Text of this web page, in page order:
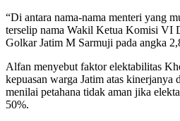
“Di antara nama-nama menteri yang
terselip nama Wakil Ketua Komisi VI
Golkar Jatim M Sarmuji pada angka
Alfan menyebut faktor elektabilitas
kepuasan warga Jatim atas kinerjanya
menilai petahana tidak aman jika
50%.